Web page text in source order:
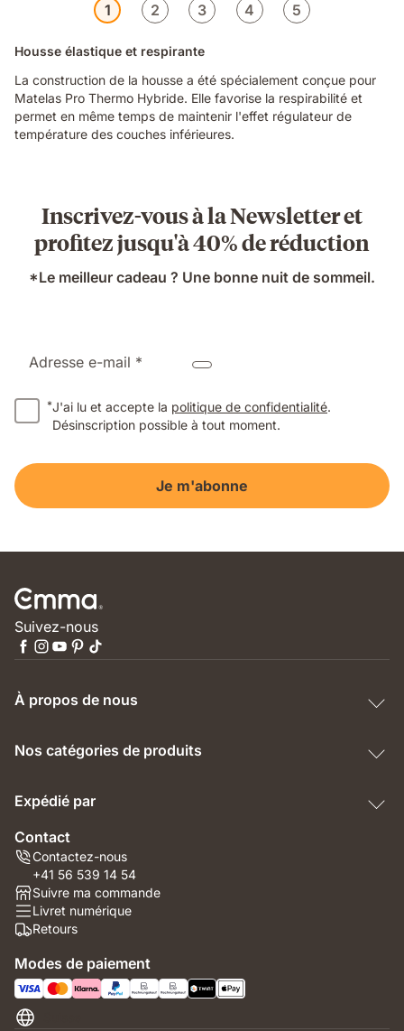
1 2 3 4 5
Housse élastique et respirante
La construction de la housse a été spécialement conçue pour
Matelas Pro Thermo Hybride. Elle favorise la respirabilité et
permet en même temps de maintenir l'effet régulateur de
température des couches inférieures.
Inscrivez-vous à la Newsletter et
profitez jusqu'à 40% de réduction
*Le meilleur cadeau ? Une bonne nuit de sommeil.
Adresse e-mail *
*J'ai lu et accepte la politique de confidentialité.
Désinscription possible à tout moment.
Je m'abonne
Suivez-nous
À propos de nous
Nos catégories de produits
Expédié par
Contact
Contactez-nous
+41 56 539 14 54
Suivre ma commande
Livret numérique
Retours
Modes de paiement